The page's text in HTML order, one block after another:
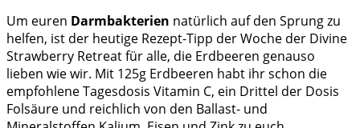
Um euren Darmbakterien natürlich auf den Sprung zu
helfen, ist der heutige Rezept-Tipp der Woche der Divine
Strawberry Retreat für alle, die Erdbeeren genauso
lieben wie wir. Mit 125g Erdbeeren habt ihr schon die
empfohlene Tagesdosis Vitamin C, ein Drittel der Dosis
Folsäure und reichlich von den Ballast- und